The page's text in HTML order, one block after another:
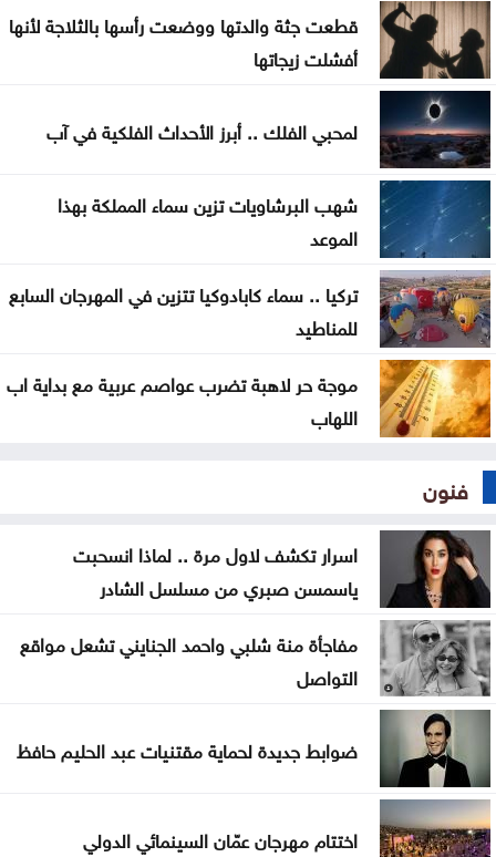
وداعا لعسر الهضم .. طرق منزلية بسيطة تمنح معدتك
الراحة
هل تأكل البطيخ مع الخبز؟ خبراء يوضحون ما قد يحدث
لجسمك
قطعت جثة والدتها ووضعت رأسها بالثلاجة لأنها
أفشلت زيجاتها
لمحبي الفلك .. أبرز الأحداث الفلكية في آب
شهب البرشاويات تزين سماء المملكة بهذا
الموعد
تركيا .. سماء كابادوكيا تتزين في المهرجان السابع
للمناطيد
موجة حر لاهبة تضرب عواصم عربية مع بداية اب
اللهاب
فنون
اسرار تكشف لاول مرة .. لماذا انسحبت
ياسمسن صبري من مسلسل الشادر
مفاجأة منة شلبي واحمد الجنايني تشعل مواقع
التواصل
ضوابط جديدة لحماية مقتنيات عبد الحليم حافظ
اختتام مهرجان عمّان السينمائي الدولي